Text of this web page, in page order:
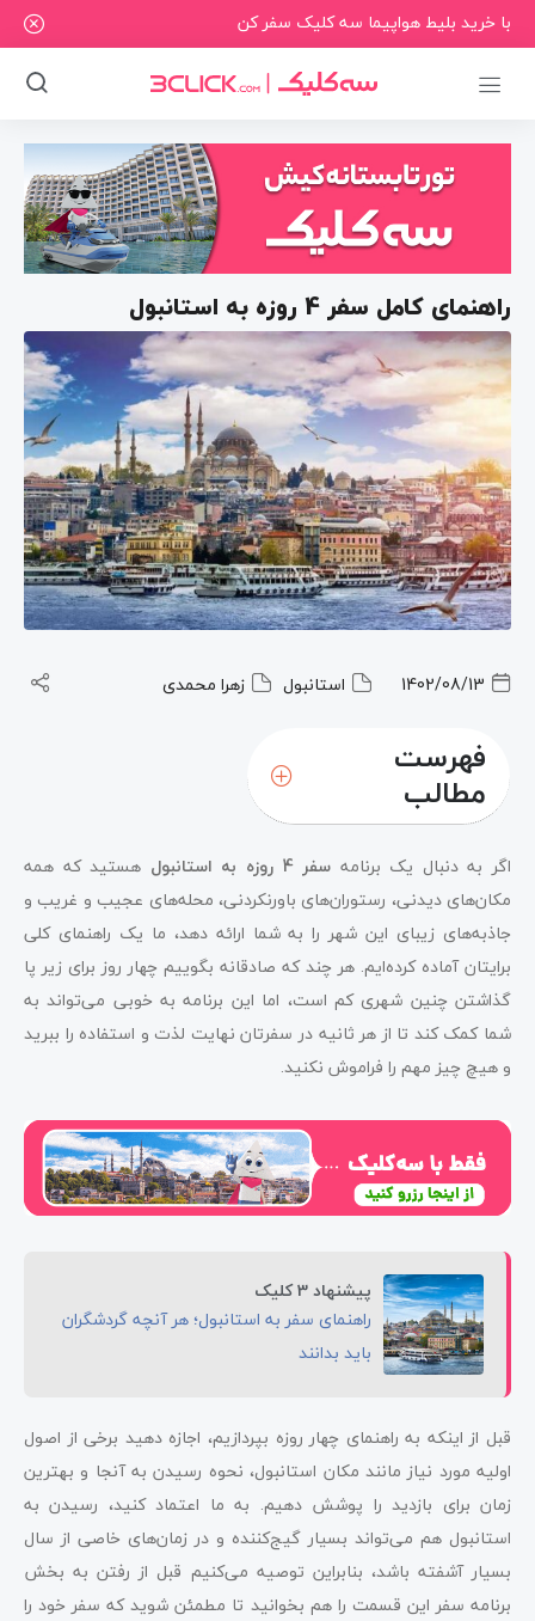
با خرید بلیط هواپیما سه کلیک سفر کن
راهنمای کامل سفر 4 روزه به استانبول
1402/08/13 استانبول زهرا محمدی
فهرست
مطالب
اگر به دنبال یک برنامه سفر 4 روزه به استانبول
هستید که همه
مکان‌های دیدنی، رستوران‌های باورنکردنی، محله‌های عجیب و غریب و
جاذبه‌های زیبای این شهر را به شما ارائه دهد، ما یک راهنمای کلی
برایتان آماده کرده‌ایم. هر چند که صادقانه بگوییم چهار روز برای زیر پا
گذاشتن چنین شهری کم است، اما این برنامه به خوبی می‌تواند به
شما کمک کند تا از هر ثانیه در سفرتان نهایت لذت و استفاده را ببرید
و هیچ چیز مهم را فراموش نکنید.
پیشنهاد 3 کلیک
راهنمای سفر به استانبول؛ هر آنچه گردشگران
باید بدانند
قبل از اینکه به راهنمای چهار روزه بپردازیم، اجازه دهید برخی از اصول
اولیه مورد نیاز مانند مکان استانبول، نحوه رسیدن به آنجا و بهترین
زمان برای بازدید را پوشش دهیم. به ما اعتماد کنید، رسیدن به
استانبول هم می‌تواند بسیار گیج‌کننده و در زمان‌های خاصی از سال
بسیار آشفته باشد، بنابراین توصیه می‌کنیم قبل از رفتن به بخش
برنامه سفر این قسمت را هم بخوانید تا مطمئن شوید که سفر خود را